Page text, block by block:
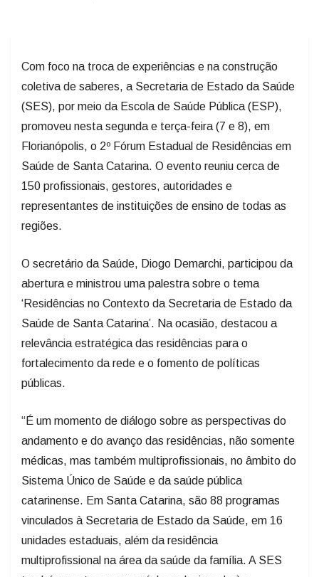
Com foco na troca de experiências e na construção
coletiva de saberes, a Secretaria de Estado da Saúde
(SES), por meio da Escola de Saúde Pública (ESP),
promoveu nesta segunda e terça-feira (7 e 8), em
Florianópolis, o 2º Fórum Estadual de Residências em
Saúde de Santa Catarina. O evento reuniu cerca de
150 profissionais, gestores, autoridades e
representantes de instituições de ensino de todas as
regiões.
O secretário da Saúde, Diogo Demarchi, participou da
abertura e ministrou uma palestra sobre o tema
‘Residências no Contexto da Secretaria de Estado da
Saúde de Santa Catarina’. Na ocasião, destacou a
relevância estratégica das residências para o
fortalecimento da rede e o fomento de políticas
públicas.
“É um momento de diálogo sobre as perspectivas do
andamento e do avanço das residências, não somente
médicas, mas também multiprofissionais, no âmbito do
Sistema Único de Saúde e da saúde pública
catarinense. Em Santa Catarina, são 88 programas
vinculados à Secretaria de Estado da Saúde, em 16
unidades estaduais, além da residência
multiprofissional na área da saúde da família. A SES